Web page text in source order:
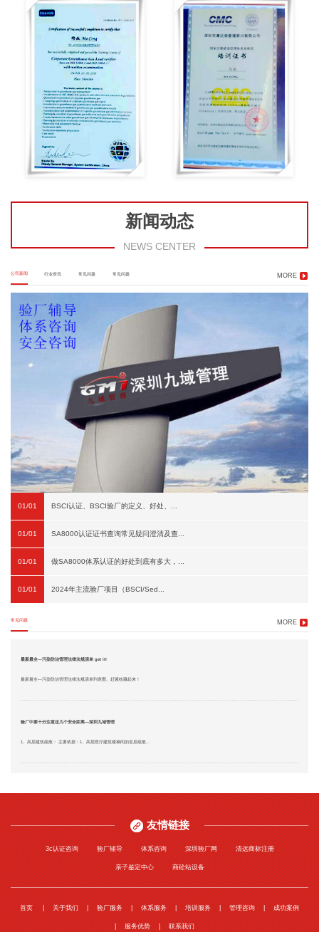
新闻动态
NEWS CENTER
公司新闻 行业资讯 常见问题 常见问题 MORE
01/01 BSCI认证、BSCI验厂的定义、好处、...
01/01 SA8000认证证书查询常见疑问澄清及查...
01/01 做SA8000体系认证的好处到底有多大，...
01/01 2024年主流验厂项目（BSCI/Sed...
常见问题 MORE
最新最全—污染防治管理法律法规清单 get it!
最新最全—污染防治管理法律法规清单列表图。赶紧收藏起来！
验厂中要十分注意这几个安全距离—深圳九域管理
1、高层建筑疏散： 主要依据：1、高层医疗建筑楼梯间的首层疏散...
友情链接
3c认证咨询 验厂辅导 体系咨询 深圳验厂网 清远商标注册
亲子鉴定中心 商砼站设备
首页 关于我们 验厂服务 体系服务 培训服务 管理咨询 成功案例
服务优势 联系我们